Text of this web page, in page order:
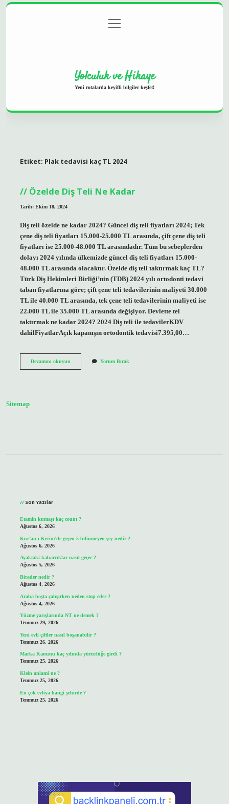
Gizlilik Politikası
menüyü
aç
Yolculuk ve Hikaye
Yeni rotalarda keyifli bilgiler keşfet!
Etiket: Plak tedavisi kaç TL 2024
Özelde Diş Teli Ne Kadar
Tarih: Ekim 18, 2024
Diş teli özelde ne kadar 2024? Güncel diş teli fiyatları 2024; Tek
çene diş teli fiyatları 15.000-25.000 TL arasında, çift çene diş teli
fiyatları ise 25.000-48.000 TL arasındadır. Tüm bu sebeplerden
dolayı 2024 yılında ülkemizde güncel diş teli fiyatları 15.000-
48.000 TL arasında olacaktır. Özelde diş teli taktırmak kaç TL?
Türk Diş Hekimleri Birliği’nin (TDB) 2024 yılı ortodonti tedavi
taban fiyatlarına göre; çift çene teli tedavilerinin maliyeti 30.000
TL ile 40.000 TL arasında, tek çene teli tedavilerinin maliyeti ise
22.000 TL ile 35.000 TL arasında değişiyor. Devlette tel
taktırmak ne kadar 2024? 2024 Diş teli ile tedavilerKDV
dahilFiyatlarAçık kapanışın ortodontik tedavisi7.395,00…
Devamını okuyunÖzelde
Yorum Bırak
Sitemap
Son Yazılar
Etamin kumaşı kaç count ?
Ağustos 6, 2026
Kur’an-ı Kerim’de geçen 5 bilinmeyen şey nedir ?
Ağustos 6, 2026
Ayaktaki kabarcıklar nasıl geçer ?
Ağustos 5, 2026
Birader nedir ?
Ağustos 4, 2026
Araba boşta çalışırken neden stop eder ?
Ağustos 4, 2026
Yüzme yarışlarında NT ne demek ?
Temmuz 29, 2026
Yeni evli çiftler nasıl boşanabilir ?
Temmuz 26, 2026
Marka Kanunu kaç yılında yürürlüğe girdi ?
Temmuz 25, 2026
Klein anlami ne ?
Temmuz 25, 2026
En çok evliya hangi şehirde ?
Temmuz 25, 2026